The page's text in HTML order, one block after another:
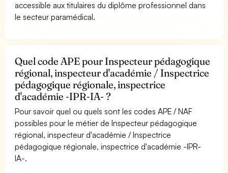
accessible aux titulaires du diplôme professionnel dans
le secteur paramédical.
Quel code APE pour Inspecteur pédagogique
régional, inspecteur d'académie / Inspectrice
pédagogique régionale, inspectrice
d'académie -IPR-IA- ?
Pour savoir quel ou quels sont les codes APE / NAF
possibles pour le métier de Inspecteur pédagogique
régional, inspecteur d'académie / Inspectrice
pédagogique régionale, inspectrice d'académie -IPR-
IA-.